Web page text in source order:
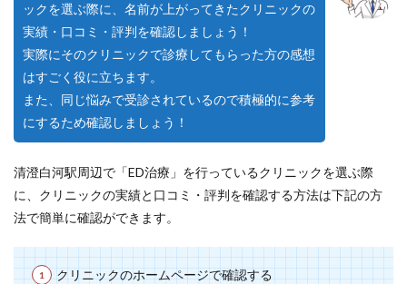
ックを選ぶ際に、名前が上がってきたクリニックの
実績・口コミ・評判を確認しましょう！
実際にそのクリニックで診療してもらった方の感想
はすごく役に立ちます。
また、同じ悩みで受診されているので積極的に参考
にするため確認しましょう！
清澄白河駅周辺で「ED治療」を行っているクリニックを選ぶ際
に、クリニックの実績と口コミ・評判を確認する方法は下記の方
法で簡単に確認ができます。
クリニックのホームページで確認する